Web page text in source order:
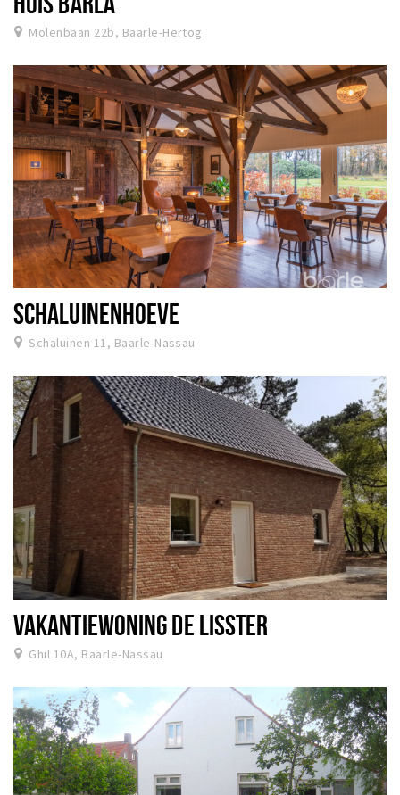
Molenbaan 22b, Baarle-Hertog
SCHALUINENHOEVE
Schaluinen 11, Baarle-Nassau
VAKANTIEWONING DE LISSTER
Ghil 10A, Baarle-Nassau